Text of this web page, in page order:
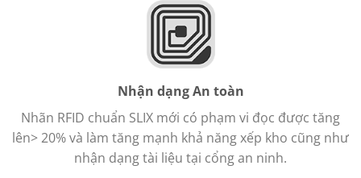
Nhận dạng An toàn
Nhãn RFID chuẩn SLIX mới có phạm vi đọc được tăng
lên> 20% và làm tăng mạnh khả năng xếp kho cũng như
nhận dạng tài liệu tại cổng an ninh.